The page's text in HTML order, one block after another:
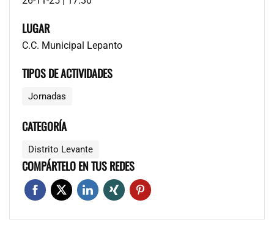
LUGAR
C.C. Municipal Lepanto
TIPOS DE ACTIVIDADES
Jornadas
CATEGORÍA
Distrito Levante
COMPÁRTELO EN TUS REDES